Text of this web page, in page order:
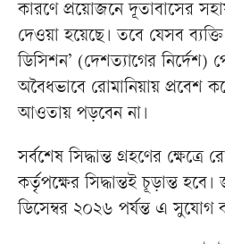
কারণে প্রয়োজনে দূতাবাসের
দেওয়া হয়েছে। তবে যেসব ব্যক্তি
ডিসিশন’ (দেশত্যাগের নির্দেশ)
অবৈধভাবে রোমানিয়ায় প্রবেশ
আওতায় পড়বেন না।
সর্বশেষ সিদ্ধান্ত গ্রহণের ক্ষেত্রে
কর্তৃপক্ষের সিদ্ধান্তই চূড়ান্ত
ডিসেম্বর ২০২৬ পর্যন্ত এ সুযোগ